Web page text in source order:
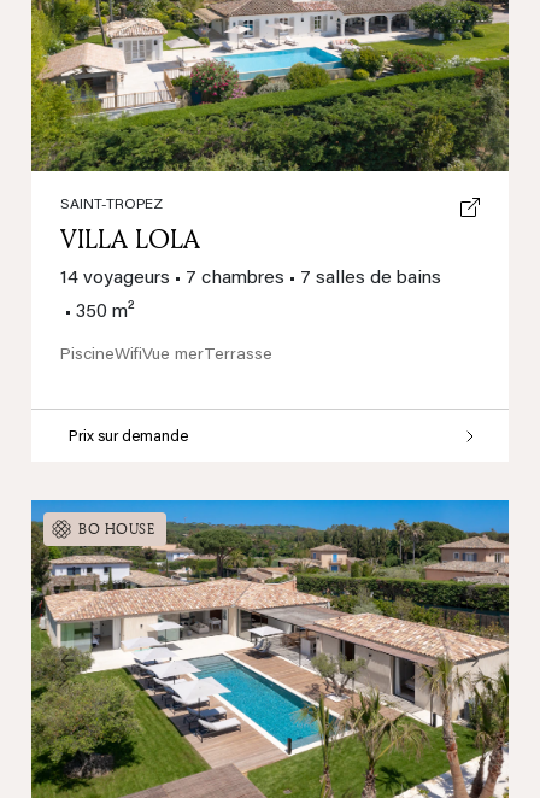
Previous Next
SAINT-TROPEZ
VILLA LOLA
14 voyageurs • 7 chambres • 7 salles de bains
• 350 m²
PiscineWifiVue mer Terrasse
Prix sur demande
BO HOUSE
Previous Next